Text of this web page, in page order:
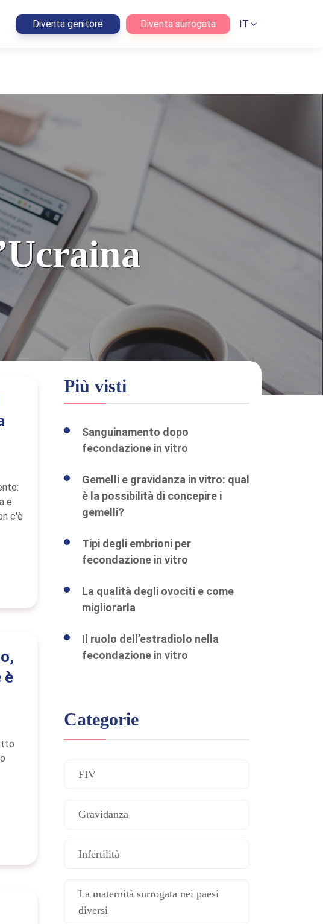
Diventa genitore Diventa surrogata IT
e
c'è
è
Più visti
Sanguinamento dopo
fecondazione in vitro
Gemelli e gravidanza in vitro: qual
è la possibilità di concepire i
gemelli?
Tipi degli embrioni per
fecondazione in vitro
La qualità degli ovociti e come
migliorarla
Il ruolo dell’estradiolo nella
fecondazione in vitro
Categorie
FIV
Gravidanza
Infertilità
La maternità surrogata nei paesi
diversi